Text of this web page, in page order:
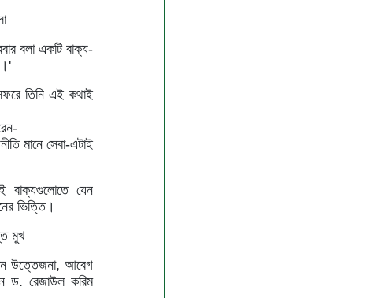
বলা একটি বাক্য-
তিনি এই কথাই
মানে সেবা-এটাই
যেন
ভিত্তি।
মুখ
যখন উত্তেজনা, আবেগ
ড. রেজাউল করিম